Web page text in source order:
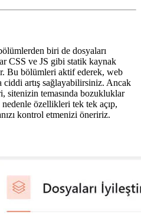
biri de dosyaları
CSS ve JS gibi statik kaynak
Bu bölümleri aktif ederek, web
ciddi artış sağlayabilirsiniz. Ancak
sitenizin temasında bozukluklar
özellikleri tek tek açıp,
kontrol etmenizi öneririz.